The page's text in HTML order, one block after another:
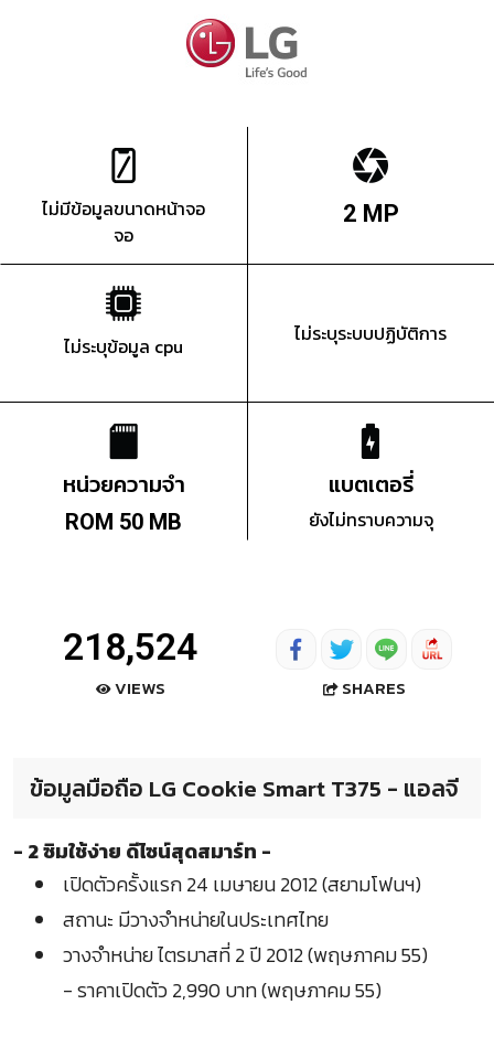
ไม่มีข้อมูลขนาดหน้าจอ
จอ
2 MP
ไม่ระบุข้อมูล cpu ไม่ระบุระบบปฏิบัติการ
หน่วยความจำ
ROM 50 MB
แบตเตอรี่
ยังไม่ทราบความจุ
218,524
VIEWS SHARES
ข้อมูลมือถือ LG Cookie Smart T375 - แอลจี
- 2 ซิมใช้ง่าย ดีไซน์สุดสมาร์ท -
เปิดตัวครั้งแรก 24 เมษายน 2012 (สยามโฟนฯ)
สถานะ มีวางจำหน่ายในประเทศไทย
วางจำหน่าย ไตรมาสที่ 2 ปี 2012 (พฤษภาคม 55)
- ราคาเปิดตัว 2,990 บาท (พฤษภาคม 55)